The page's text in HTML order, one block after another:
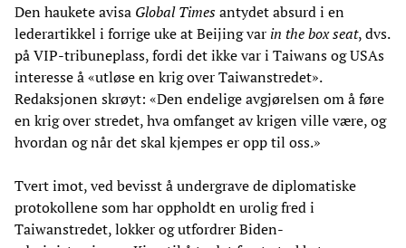
Den haukete avisa Global Timesantydet absurd i en
lederartikkel i forrige uke at Beijing var in the box seat, dvs.
på VIP-tribuneplass, fordi det ikke var i Taiwans og USAs
interesse å «utløse en krig over Taiwanstredet».
Redaksjonen skrøyt: «Den endelige avgjørelsen om å føre
en krig over stredet, hva omfanget av krigen ville være, og
hvordan og når det skal kjempes er opp til oss.»
Tvert imot, ved bevisst å undergrave de diplomatiske
protokollene som har oppholdt en urolig fred i
Taiwanstredet, lokker og utfordrer Biden-